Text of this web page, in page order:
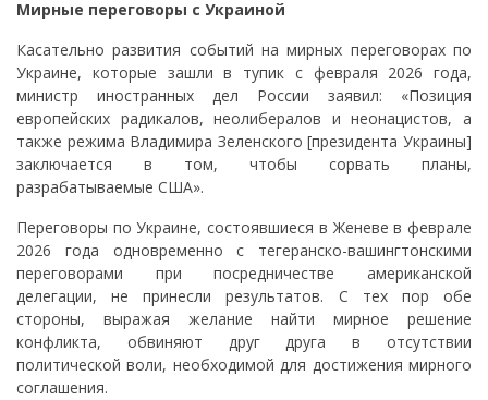
Мирные переговоры с Украиной
Касательно развития событий на мирных переговорах по
Украине, которые зашли в тупик с февраля 2026 года,
министр иностранных дел России заявил: «Позиция
европейских радикалов, неолибералов и неонацистов, а
также режима Владимира Зеленского [президента Украины]
заключается в том, чтобы сорвать планы,
разрабатываемые США».
Переговоры по Украине, состоявшиеся в Женеве в феврале
2026 года одновременно с тегеранско-вашингтонскими
переговорами при посредничестве американской
делегации, не принесли результатов. С тех пор обе
стороны, выражая желание найти мирное решение
конфликта, обвиняют друг друга в отсутствии
политической воли, необходимой для достижения мирного
соглашения.